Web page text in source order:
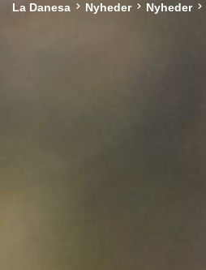
La Danesa Nyheder Nyheder